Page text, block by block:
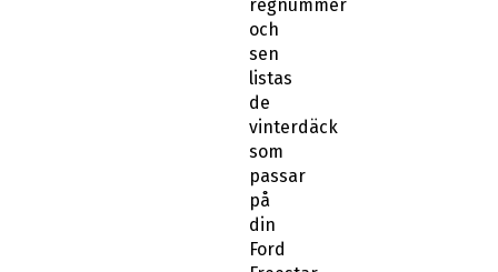
sen
listas
de
vinterdäck
som
passar
på
din
Ford
Freestar.